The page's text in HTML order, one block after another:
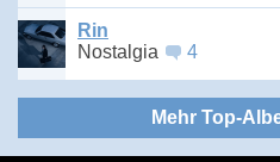
Rin
Nostalgia
4
Mehr Top-